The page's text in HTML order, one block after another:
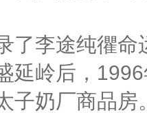
李途纯忂命
延岭后，
子奶厂商品